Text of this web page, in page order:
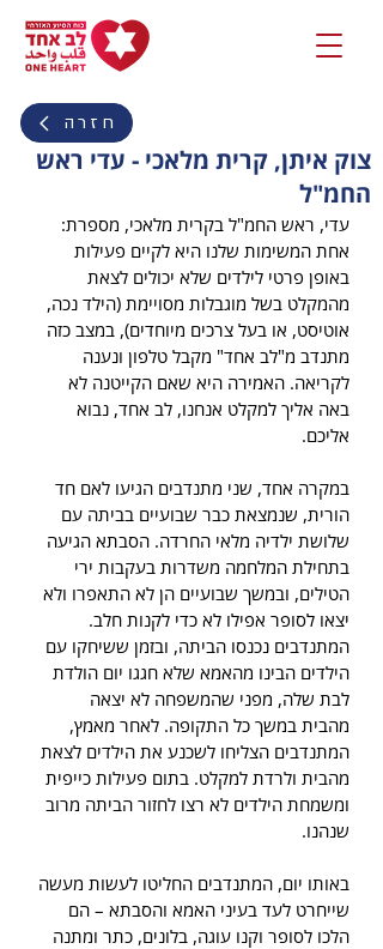
חזרה
צוק איתן, קרית מלאכי - עדי ראש
החמ"ל
עדי, ראש החמ"ל בקרית מלאכי, מספרת:
אחת המשימות שלנו היא לקיים פעילות
באופן פרטי לילדים שלא יכולים לצאת
מהמקלט בשל מוגבלות מסויימת (הילד נכה,
אוטיסט, או בעל צרכים מיוחדים), במצב כזה
מתנדב מ"לב אחד" מקבל טלפון ונענה
לקריאה. האמירה היא שאם הקייטנה לא
באה אליך למקלט אנחנו, לב אחד, נבוא
אליכם.
במקרה אחד, שני מתנדבים הגיעו לאם חד
הורית, שנמצאת כבר שבועיים בביתה עם
שלושת ילדיה מלאי החרדה. הסבתא הגיעה
בתחילת המלחמה משדרות בעקבות ירי
הטילים, ובמשך שבועיים הן לא התאפרו ולא
יצאו לסופר אפילו לא כדי לקנות חלב.
המתנדבים נכנסו הביתה, ובזמן ששיחקו עם
הילדים הבינו מהאמא שלא חגגו יום הולדת
לבת שלה, מפני שהמשפחה לא יצאה
מהבית במשך כל התקופה. לאחר מאמץ,
המתנדבים הצליחו לשכנע את הילדים לצאת
מהבית ולרדת למקלט. בתום פעילות כייפית
ומשמחת הילדים לא רצו לחזור הביתה מרוב
שנהנו.
באותו יום, המתנדבים החליטו לעשות מעשה
שייחרט לעד בעיני האמא והסבתא – הם
הלכו לסופר וקנו עוגה, בלונים, כתר ומתנה